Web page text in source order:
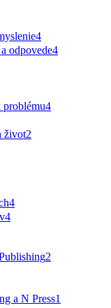
4
odpovede4
problému4
život2
4
4
2
a N Press1